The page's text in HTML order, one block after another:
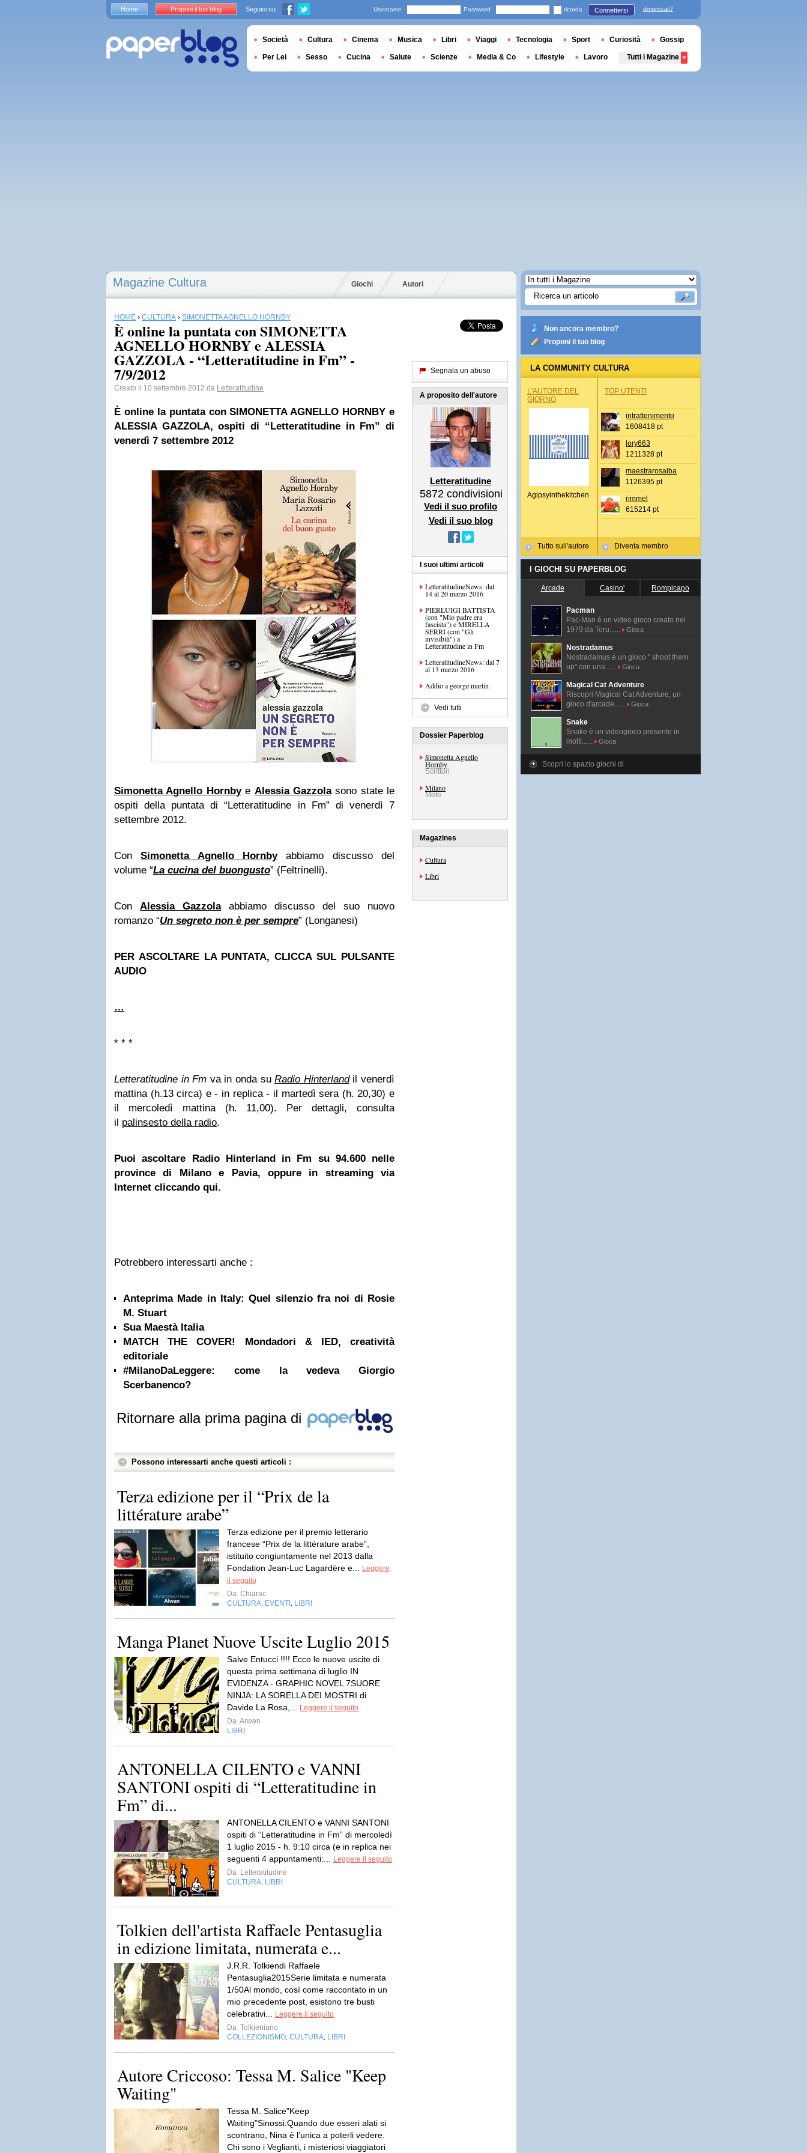
Magazine Cultura Giochi Autori
HOME › CULTURA › SIMONETTA AGNELLO HORNBY
È online la puntata con SIMONETTA
AGNELLO HORNBY e ALESSIA
GAZZOLA - “Letteratitudine in Fm” -
7/9/2012
Creato il 10 settembre 2012 da Letteratitudine
È online la puntata conSIMONETTA AGNELLO HORNBY e
ALESSIA GAZZOLA, ospiti di “Letteratitudine in Fm” di
venerdì 7 settembre 2012
Simonetta Agnello Hornbye Alessia Gazzolasono state le
ospiti della puntata di “Letteratitudine in Fm” di venerdì 7
settembre 2012.
ConSimonetta Agnello Hornbyabbiamo discusso del
volume “La cucina del buongusto” (Feltrinelli).
Con Alessia Gazzolaabbiamo discusso del suo nuovo
romanzo “Un segreto non è per sempre” (Longanesi)
PER ASCOLTARE LA PUNTATA, CLICCA SUL PULSANTE
AUDIO
…
* * *
Letteratitudine in Fm va in onda suRadio Hinterlandil venerdì
mattina (h.13 circa) e - in replica - il martedì sera (h. 20,30) e
il mercoledì mattina (h. 11,00). Per dettagli, consulta
il palinsesto della radio.
Puoi ascoltare Radio Hinterland in Fm su 94.600 nelle
province di Milanoe Pavia, oppure in streaming via
Internet cliccando qui.
Potrebbero interessarti anche :
Anteprima Made in Italy: Quel silenzio fra noi di Rosie
M. Stuart
Sua Maestà Italia
MATCH THE COVER! Mondadori & IED, creatività
editoriale
#MilanoDaLeggere: come la vedeva Giorgio
Scerbanenco?
Ritornare alla prima pagina di
Possono interessarti anche questi articoli :
Terza edizione per il “Prix de la
littérature arabe”
Terza edizione per il premio letterario
francese “Prix de la littérature arabe”,
istituito congiuntamente nel 2013 dalla
Fondation Jean-Luc Lagardère e...
Leggere
il seguito
Da Chiarac
CULTURA EVENTI LIBRI
Manga Planet Nuove Uscite Luglio 2015
Salve Entucci !!!! Ecco le nuove uscite di
questa prima settimana di luglio IN
EVIDENZA - GRAPHIC NOVEL 7SUORE
NINJA: LA SORELLA DEI MOSTRI di
Davide La Rosa,...
Leggere il seguito
Da Arwen
LIBRI
ANTONELLA CILENTO e VANNI
SANTONI ospiti di “Letteratitudine in
Fm” di...
ANTONELLA CILENTO e VANNI SANTONI
ospiti di “Letteratitudine in Fm” di mercoledì
1 luglio 2015 - h. 9:10 circa (e in replica nei
seguenti 4 appuntamenti:...
Leggere il seguito
Da Letteratitudine
CULTURA LIBRI
Tolkien dell'artista Raffaele Pentasuglia
in edizione limitata, numerata e...
J.R.R. Tolkiendi Raffaele
Pentasuglia2015Serie limitata e numerata
1/50Al mondo, così come raccontato in un
mio precedente post, esistono tre busti
celebrativi...
Leggere il seguito
Da Tolkieniano
COLLEZIONISMO CULTURA LIBRI
Autore Criccoso: Tessa M. Salice "Keep
Waiting"
Tessa M. Salice"Keep
Waiting"Sinossi:Quando due esseri alati si
scontrano, Nina è l’unica a poterli vedere.
Chi sono i Veglianti, i misteriosi viaggiatori
Segnala un abuso
A proposito dell'autore
Letteratitudine
5872 condivisioni
Vedi il suo profilo
Vedi il suo blog
I suoi ultimi articoli
LetteratitudineNews: dal
14 al 20 marzo 2016
PIERLUIGI BATTISTA
(con "Mio padre era
fascista") e MIRELLA
SERRI (con "Gli
invisibili") a
Letteratitudine in Fm
LetteratitudineNews: dal 7
al 13 marzo 2016
Addio a george martin
Vedi tutti
Dossier Paperblog
Simonetta Agnello
Hornby
Scrittori
Milano
Mete
Magazines
Cultura
Libri
Non ancora membro?
Proponi il tuo blog
LA COMMUNITY CULTURA
L'AUTORE DEL
GIORNO
Agipsyinthekitchen
Tutto sull'autore
TOP UTENTI
intrattenimento
1608418 pt
lory663
1211328 pt
maestrarosalba
1126395 pt
rimmel
615214 pt
Diventa membro
I GIOCHI SU PAPERBLOG
Arcade Casino' Rompicapo
Pacman
Pac-Man é un video gioco creato nel
1979 da Toru......
Gioca
Nostradamus
Nostradamus è un gioco " shoot them
up" con una......
Gioca
Magical Cat Adventure
Riscopri Magical Cat Adventure, un
gioco d'arcade......
Gioca
Snake
Snake è un videogioco presente in
molti......
Gioca
Scopri lo spazio giochi di
Home Proponi il tuo blog Seguici su Username Password ricorda Connettersi dimenticati?
Società Cultura Cinema Musica Libri Viaggi Tecnologia Sport Curiosità Gossip
Per Lei Sesso Cucina Salute Scienze Media & Co Lifestyle Lavoro Tutti i Magazine